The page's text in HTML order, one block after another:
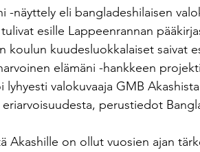
-näyttely eli bangladeshilaisen
esille Lappeenrannan
koulun kuudesluokkalaiset saivat
elämäni -hankkeen
lyhyesti valokuvaaja GMB
perustiedot
Akashille on ollut vuosien ajan